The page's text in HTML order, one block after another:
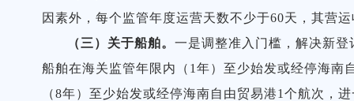
因素外，每个监管年度运营天数不少于60天，其营
（三）关于船舶。 一是调整准入门槛，解决新
船舶在海关监管年限内（1年）至少始发或经停海南
（8年）至少始发或经停海南自由贸易港1个航次，